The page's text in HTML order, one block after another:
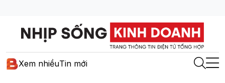
Xem nhiềuTin mới